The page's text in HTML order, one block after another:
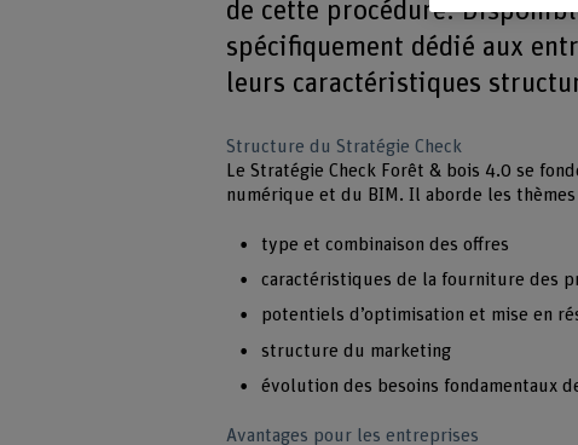
de cette procédure.
spécifiquement dédié aux
leurs caractéristiques
Structure du Stratégie Check
Le Stratégie Check Forêt & bois 4.0 se
numérique et du BIM. Il aborde les
type et combinaison des offres
caractéristiques de la fourniture des
potentiels d’optimisation et mise en
structure du marketing
évolution des besoins fondamentaux
Avantages pour les entreprises